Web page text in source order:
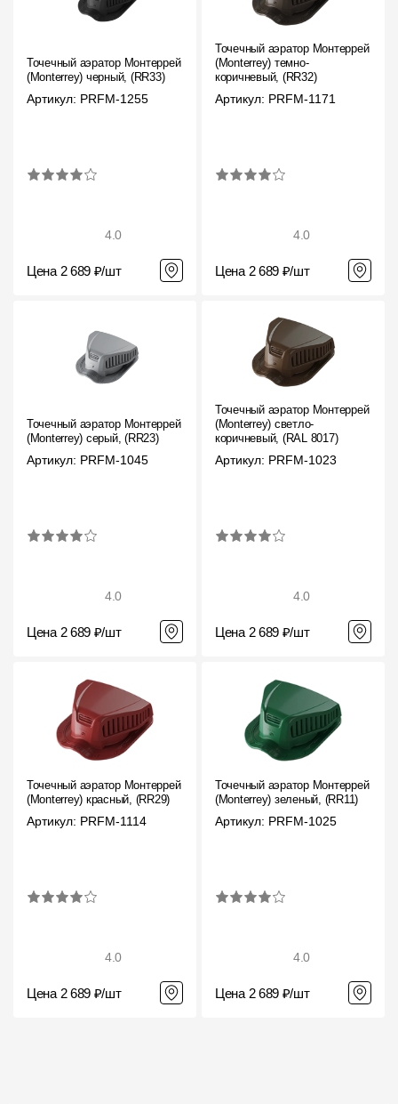
Точечный аэратор Монтеррей
(Monterrey) черный, (RR33)
Артикул: PRFM-1255
4.0
Цена 2 689 ₽/шт
Точечный аэратор Монтеррей
(Monterrey) темно-
коричневый, (RR32)
Артикул: PRFM-1171
4.0
Цена 2 689 ₽/шт
Точечный аэратор Монтеррей
(Monterrey) серый, (RR23)
Артикул: PRFM-1045
4.0
Цена 2 689 ₽/шт
Точечный аэратор Монтеррей
(Monterrey) светло-
коричневый, (RAL 8017)
Артикул: PRFM-1023
4.0
Цена 2 689 ₽/шт
Точечный аэратор Монтеррей
(Monterrey) красный, (RR29)
Артикул: PRFM-1114
4.0
Цена 2 689 ₽/шт
Точечный аэратор Монтеррей
(Monterrey) зеленый, (RR11)
Артикул: PRFM-1025
4.0
Цена 2 689 ₽/шт